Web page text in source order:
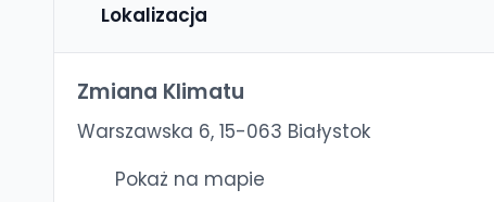
Lokalizacja
Zmiana Klimatu
Warszawska 6, 15-063 Białystok
Pokaż na mapie